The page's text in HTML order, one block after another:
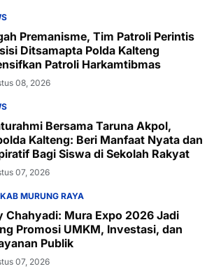
Premanisme, Tim Patroli Perintis
Ditsamapta Polda Kalteng
Patroli Harkamtibmas
08, 2026
Bersama Taruna Akpol,
Kalteng: Beri Manfaat Nyata dan
Bagi Siswa di Sekolah Rakyat
07, 2026
MURUNG RAYA
Chahyadi: Mura Expo 2026 Jadi
Promosi UMKM, Investasi, dan
Publik
07, 2026